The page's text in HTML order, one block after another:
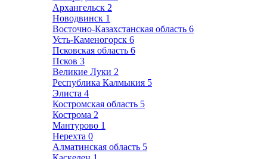
Архангельск 2
Новодвинск 1
Восточно-Казахстанская область 6
Усть-Каменогорск 6
Псковская область 6
Псков 3
Великие Луки 2
Республика Калмыкия 5
Элиста 4
Костромская область 5
Кострома 2
Мантурово 1
Нерехта 0
Алматинская область 5